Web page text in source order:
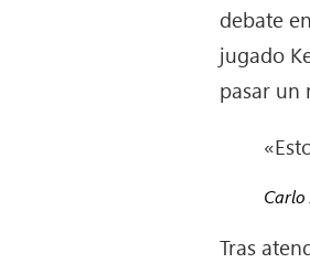
debate
jugado
pasar un
Tras